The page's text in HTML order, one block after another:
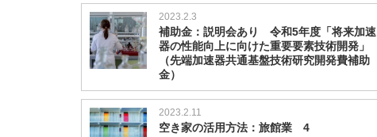
は
2023.2.3
補助金：説明会あり 令和5年度「将来加速
器の性能向上に向けた重要要素技術開発」
（先端加速器共通基盤技術研究開発費補助
金）
2023.2.11
空き家の活用方法：旅館業 4